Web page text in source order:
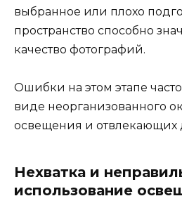
выбранное или плохо
пространство способно
качество фотографий.
Ошибки на этом этапе
виде неорганизованного
освещения и отвлекающих
Нехватка и
использование